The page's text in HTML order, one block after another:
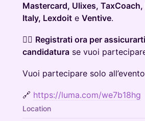
Mastercard, Ulixes,
Italy, Lexdoit e Ventive.
👉🏼 Registrati ora per
candidatura se vuoi
Vuoi partecipare solo
🔗 https://luma.com/we7b18hg
Location